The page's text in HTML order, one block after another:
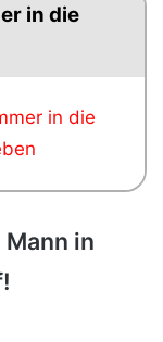
in die
in